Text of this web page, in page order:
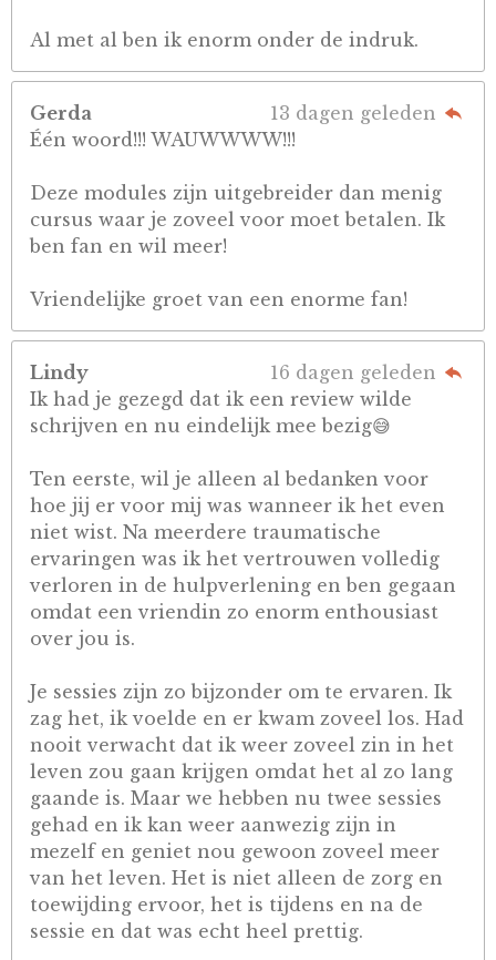
Al met al ben ik enorm onder de indruk.
Gerda
13 dagen geleden
Één woord!!! WAUWWWW!!!
Deze modules zijn uitgebreider dan menig
cursus waar je zoveel voor moet betalen. Ik
ben fan en wil meer!
Vriendelijke groet van een enorme fan!
Lindy
16 dagen geleden
Ik had je gezegd dat ik een review wilde
schrijven en nu eindelijk mee bezig😅
Ten eerste, wil je alleen al bedanken voor
hoe jij er voor mij was wanneer ik het even
niet wist. Na meerdere traumatische
ervaringen was ik het vertrouwen volledig
verloren in de hulpverlening en ben gegaan
omdat een vriendin zo enorm enthousiast
over jou is.
Je sessies zijn zo bijzonder om te ervaren. Ik
zag het, ik voelde en er kwam zoveel los. Had
nooit verwacht dat ik weer zoveel zin in het
leven zou gaan krijgen omdat het al zo lang
gaande is. Maar we hebben nu twee sessies
gehad en ik kan weer aanwezig zijn in
mezelf en geniet nou gewoon zoveel meer
van het leven. Het is niet alleen de zorg en
toewijding ervoor, het is tijdens en na de
sessie en dat was echt heel prettig.